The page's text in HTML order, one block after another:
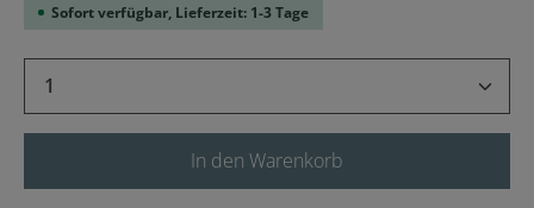
Sofort verfügbar, Lieferzeit: 1-3 Tage
Produkt Anzahl: Gib den gewünschten
In den Warenkorb